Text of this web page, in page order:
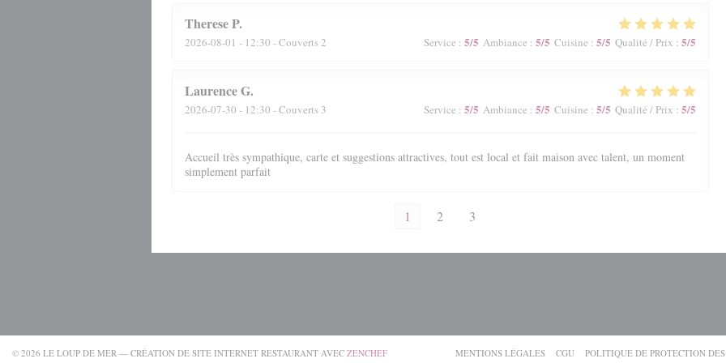
ThereseP
2026-08-01 - 12:30 - Couverts 2 Service : 5/5 Ambiance : 5/5 Cuisine : 5/5 Qualité / Prix : 5/5
LaurenceG
2026-07-30 - 12:30 - Couverts 3 Service : 5/5 Ambiance : 5/5 Cuisine : 5/5 Qualité / Prix : 5/5
Accueil très sympathique, carte et suggestions attractives, tout est local et fait maison avec talent, un moment
simplement parfait
1 2 3
© 2026 LE LOUP DE MER — CRÉATION DE SITE INTERNET RESTAURANT AVEC ZENCHEF((OUVRE UNE NOUVELLE FENÊTRE))
MENTIONS LÉGALES((OUVRE UNE NOUVELLE FENÊTRE))
CGU((OUVRE UNE NOUVELLE
POLITIQUE DE PROTECTION